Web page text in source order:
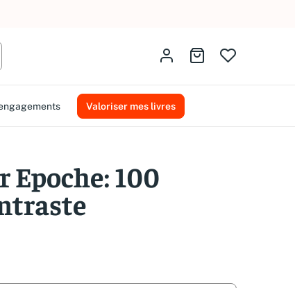
la recherche
Identifiez-vousAller au panier
Valoriser mes livres
100